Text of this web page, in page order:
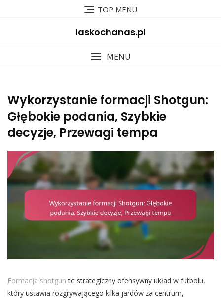
TOP MENU
laskochanas.pl
MENU
Wykorzystanie formacji Shotgun:
Głębokie podania, Szybkie
decyzje, Przewagi tempa
Formacja shotgun to strategiczny ofensywny układ w futbolu,
który ustawia rozgrywającego kilka jardów za centrum,